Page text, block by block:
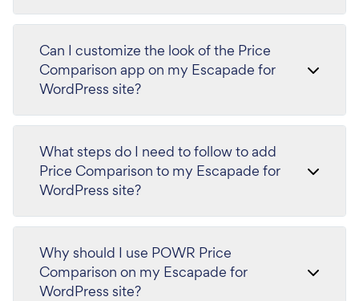
Can I customize the look of the Price
Comparison app on my Escapade for
WordPress site?
What steps do I need to follow to add
Price Comparison to my Escapade for
WordPress site?
Why should I use POWR Price
Comparison on my Escapade for
WordPress site?